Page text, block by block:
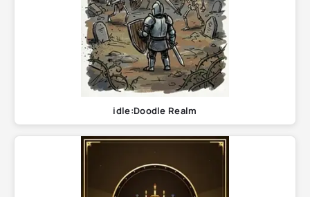
idle:Doodle Realm